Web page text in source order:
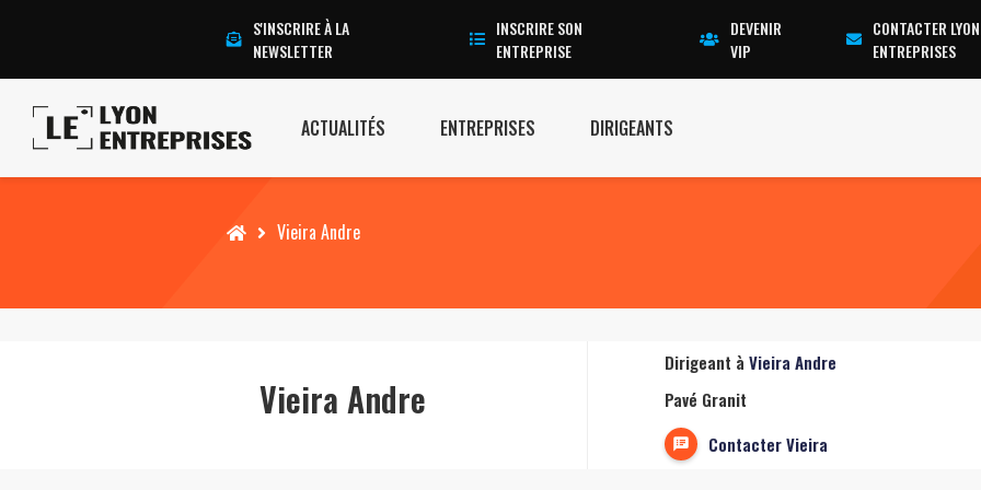
S'INSCRIRE À LA
NEWSLETTER
INSCRIRE SON
ENTREPRISE
DEVENIR
VIP
CONTACTER LYON
ENTREPRISES
ACTUALITÉS ENTREPRISES DIRIGEANTS
Accueil Vieira Andre
Vieira Andre
Dirigeant à Vieira Andre
Pavé Granit
Contacter Vieira